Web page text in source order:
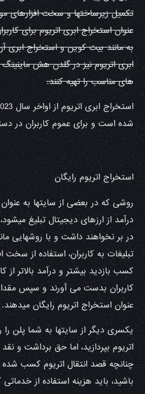
تکمیل زیرساختها و سخت افزارهای
عنوان استخراج ابری اتریوم برای
به مانند بیت کوین و استخراج ابری
ابری اتریوم نیز در گلدن هش
های مناسب را تهیه کنند.
شده است و برای عموم کاربران در
استخراج اتریوم رایگان
روشی که در بعضی از سایتها به
درآمد از ارزهای دیجیتال تبلیغ
در بر نخواهند داشت و با روشهایی
تبلیغات به کاربران، استفاده از سخت
کسب بازدید بیشتر و درآمد بالاتر از
کاربران بدست می آورند و سپس مقدار
عنوان استخراج اتریوم رایگان میدهند.
یکسری دیگر از سایتها به شما پلن را
اتریوم بپردازید، اما حق برداشت و
چنانچه قصد انتقال اتریوم کسب
باشید، باید هزینه استفاده از